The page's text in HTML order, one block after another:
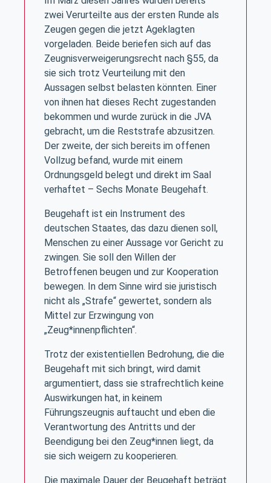
zwei Verurteilte aus der ersten Runde als
Zeugen gegen die jetzt Ageklagten
vorgeladen. Beide beriefen sich auf das
Zeugnisverweigerungsrecht nach §55, da
sie sich trotz Veurteilung mit den
Aussagen selbst belasten könnten. Einer
von ihnen hat dieses Recht zugestanden
bekommen und wurde zurück in die JVA
gebracht, um die Reststrafe abzusitzen.
Der zweite, der sich bereits im offenen
Vollzug befand, wurde mit einem
Ordnungsgeld belegt und direkt im Saal
verhaftet – Sechs Monate Beugehaft.
Beugehaft ist ein Instrument des
deutschen Staates, das dazu dienen soll,
Menschen zu einer Aussage vor Gericht zu
zwingen. Sie soll den Willen der
Betroffenen beugen und zur Kooperation
bewegen. In dem Sinne wird sie juristisch
nicht als „Strafe“ gewertet, sondern als
Mittel zur Erzwingung von
„Zeug*innenpflichten“.
Trotz der existentiellen Bedrohung, die die
Beugehaft mit sich bringt, wird damit
argumentiert, dass sie strafrechtlich keine
Auswirkungen hat, in keinem
Führungszeugnis auftaucht und eben die
Verantwortung des Antritts und der
Beendigung bei den Zeug*innen liegt, da
sie sich weigern zu kooperieren.
Die maximale Dauer der Beugehaft beträgt